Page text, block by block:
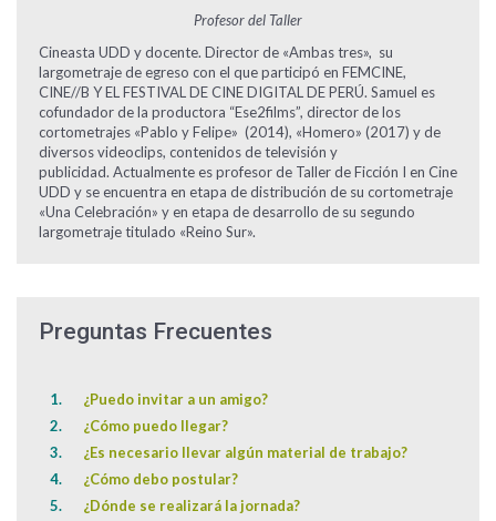
Profesor del Taller
Cineasta UDD y docente. Director de «Ambas tres», su
largometraje de egreso con el que participó en FEMCINE,
CINE//B Y EL FESTIVAL DE CINE DIGITAL DE PERÚ. Samuel es
cofundador de la productora “Ese2films”, director de los
cortometrajes «Pablo y Felipe» (2014), «Homero» (2017) y de
diversos videoclips, contenidos de televisión y
publicidad. Actualmente es profesor de Taller de Ficción I en Cine
UDD y se encuentra en etapa de distribución de su cortometraje
«Una Celebración» y en etapa de desarrollo de su segundo
largometraje titulado «Reino Sur».
Preguntas Frecuentes
¿Puedo invitar a un amigo?
¿Cómo puedo llegar?
¿Es necesario llevar algún material de trabajo?
¿Cómo debo postular?
¿Dónde se realizará la jornada?